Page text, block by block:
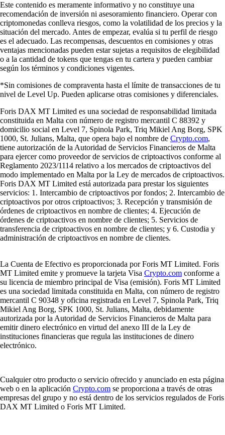
Este contenido es meramente informativo y no constituye una
recomendación de inversión ni asesoramiento financiero. Operar con
criptomonedas conlleva riesgos, como la volatilidad de los precios y la
situación del mercado. Antes de empezar, evalúa si tu perfil de riesgo
es el adecuado. Las recompensas, descuentos en comisiones y otras
ventajas mencionadas pueden estar sujetas a requisitos de elegibilidad
o a la cantidad de tokens que tengas en tu cartera y pueden cambiar
según los términos y condiciones vigentes.
*Sin comisiones de compraventa hasta el límite de transacciones de tu
nivel de Level Up. Pueden aplicarse otras comisiones y diferenciales.
Foris DAX MT Limited es una sociedad de responsabilidad limitada
constituida en Malta con número de registro mercantil C 88392 y
domicilio social en Level 7, Spinola Park, Triq Mikiel Ang Borg, SPK
1000, St. Julians, Malta, que opera bajo el nombre de Crypto.com,
tiene autorización de la Autoridad de Servicios Financieros de Malta
para ejercer como proveedor de servicios de criptoactivos conforme al
Reglamento 2023/1114 relativo a los mercados de criptoactivos del
modo implementado en Malta por la Ley de mercados de criptoactivos.
Foris DAX MT Limited está autorizada para prestar los siguientes
servicios: 1. Intercambio de criptoactivos por fondos; 2. Intercambio de
criptoactivos por otros criptoactivos; 3. Recepción y transmisión de
órdenes de criptoactivos en nombre de clientes; 4. Ejecución de
órdenes de criptoactivos en nombre de clientes; 5. Servicios de
transferencia de criptoactivos en nombre de clientes; y 6. Custodia y
administración de criptoactivos en nombre de clientes.
La Cuenta de Efectivo es proporcionada por Foris MT Limited. Foris
MT Limited emite y promueve la tarjeta Visa Crypto.com conforme a
su licencia de miembro principal de Visa (emisión). Foris MT Limited
es una sociedad limitada constituida en Malta, con número de registro
mercantil C 90348 y oficina registrada en Level 7, Spinola Park, Triq
Mikiel Ang Borg, SPK 1000, St. Julians, Malta, debidamente
autorizada por la Autoridad de Servicios Financieros de Malta para
emitir dinero electrónico en virtud del anexo III de la Ley de
instituciones financieras que regula las instituciones de dinero
electrónico.
Cualquier otro producto o servicio ofrecido y anunciado en esta página
web o en la aplicación Crypto.com se proporciona a través de otras
empresas del grupo y no está dentro de los servicios regulados de Foris
DAX MT Limited o Foris MT Limited.